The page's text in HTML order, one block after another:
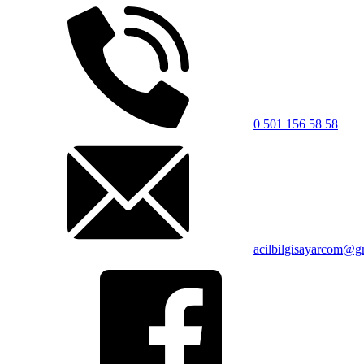
0 501 156 58 58